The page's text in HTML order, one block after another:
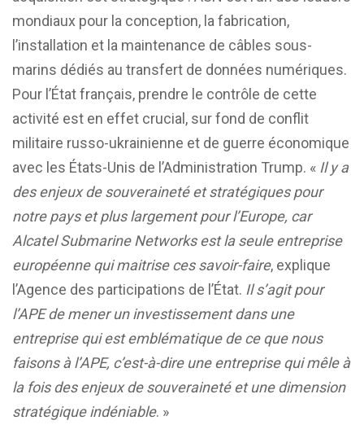
mondiaux pour la conception, la fabrication,
l’installation et la maintenance de câbles sous-
marins dédiés au transfert de données numériques.
Pour l’État français, prendre le contrôle de cette
activité est en effet crucial, sur fond de conflit
militaire russo-ukrainienne et de guerre économique
avec les États-Unis de l’Administration Trump. « Il y a
des enjeux de souveraineté et stratégiques pour
notre pays et plus largement pour l’Europe, car
Alcatel Submarine Networks est la seule entreprise
européenne qui maitrise ces savoir-faire, explique
l’Agence des participations de l’État. Il s’agit pour
l’APE de mener un investissement dans une
entreprise qui est emblématique de ce que nous
faisons à l’APE, c’est-à-dire une entreprise qui mêle à
la fois des enjeux de souveraineté et une dimension
stratégique indéniable. »